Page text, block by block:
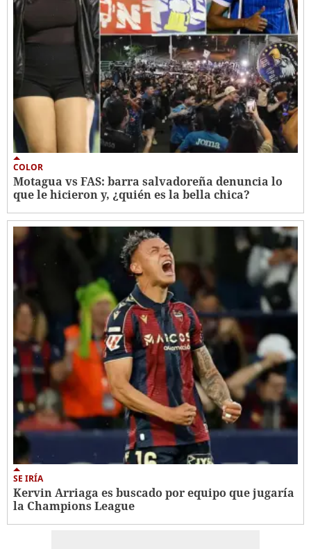
COLOR
Motagua vs FAS: barra salvadoreña denuncia lo
que le hicieron y, ¿quién es la bella chica?
SE IRÍA
Kervin Arriaga es buscado por equipo que jugaría
la Champions League